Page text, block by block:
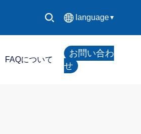
language▼
中文简体
English
FAQについて
お問い合わ
せ